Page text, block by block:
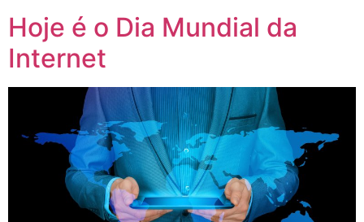
Hoje é o Dia Mundial da
Internet